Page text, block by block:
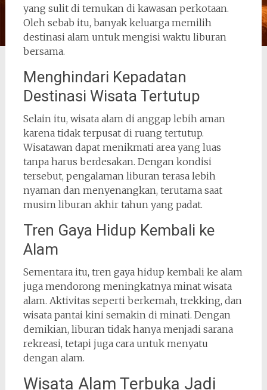
yang sulit di temukan di kawasan perkotaan.
Oleh sebab itu, banyak keluarga memilih
destinasi alam untuk mengisi waktu liburan
bersama.
Menghindari Kepadatan
Destinasi Wisata Tertutup
Selain itu, wisata alam di anggap lebih aman
karena tidak terpusat di ruang tertutup.
Wisatawan dapat menikmati area yang luas
tanpa harus berdesakan. Dengan kondisi
tersebut, pengalaman liburan terasa lebih
nyaman dan menyenangkan, terutama saat
musim liburan akhir tahun yang padat.
Tren Gaya Hidup Kembali ke
Alam
Sementara itu, tren gaya hidup kembali ke alam
juga mendorong meningkatnya minat wisata
alam. Aktivitas seperti berkemah, trekking, dan
wisata pantai kini semakin di minati. Dengan
demikian, liburan tidak hanya menjadi sarana
rekreasi, tetapi juga cara untuk menyatu
dengan alam.
Wisata Alam Terbuka Jadi